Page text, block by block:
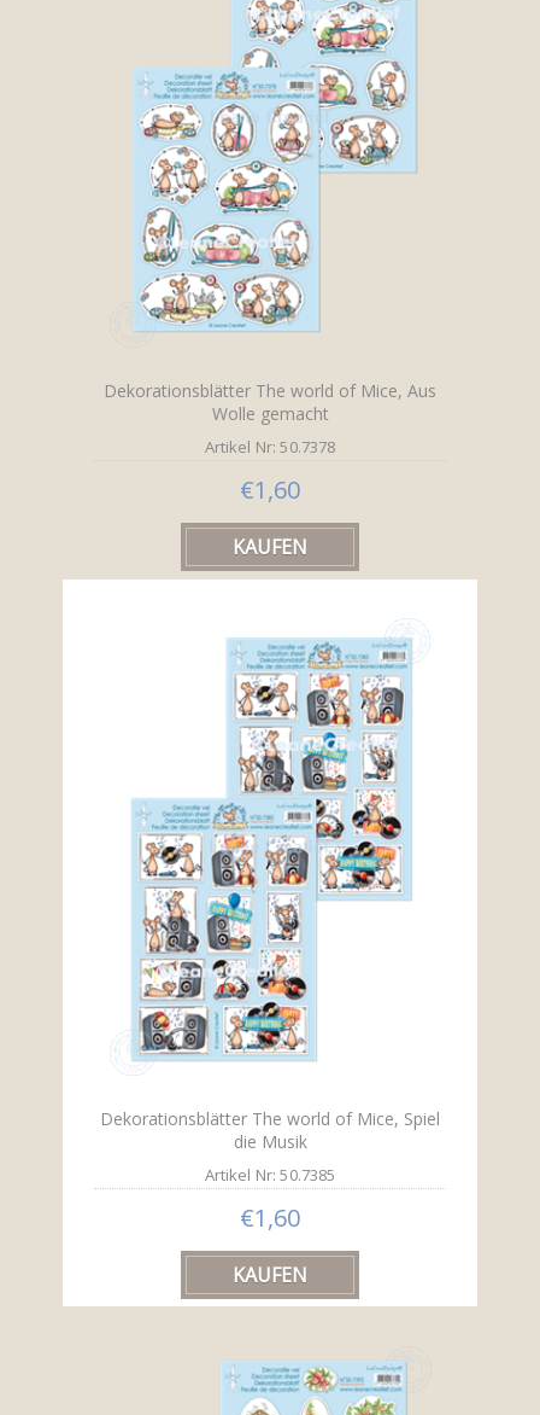
Dekorationsblätter The world of Mice, Aus
Wolle gemacht
Artikel Nr: 50.7378
€1,60
Dekorationsblätter The world of Mice, Spiel
die Musik
Artikel Nr: 50.7385
€1,60